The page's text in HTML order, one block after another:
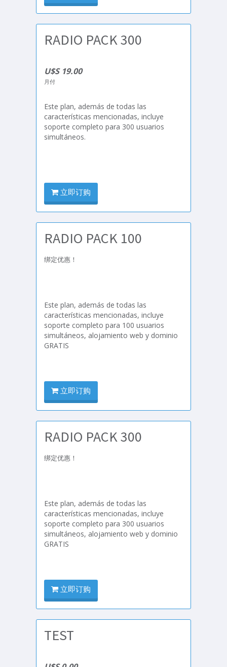
RADIO PACK 300
U$S 19.00
月付
Este plan, además de todas las
características mencionadas, incluye
soporte completo para 300 usuarios
simultáneos.
立即订购
RADIO PACK 100
绑定优惠！
Este plan, además de todas las
características mencionadas, incluye
soporte completo para 100 usuarios
simultáneos, alojamiento web y dominio
GRATIS
立即订购
RADIO PACK 300
绑定优惠！
Este plan, además de todas las
características mencionadas, incluye
soporte completo para 300 usuarios
simultáneos, alojamiento web y dominio
GRATIS
立即订购
TEST